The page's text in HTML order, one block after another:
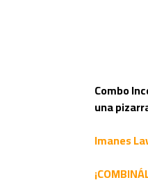
Combo
una
Imanes